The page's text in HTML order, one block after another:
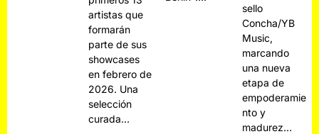
artistas que
formarán
parte de sus
showcases
en febrero de
2026. Una
selección
curada…
sello
Concha/YB
Music,
marcando
una nueva
etapa de
empoderamie
nto y
madurez…